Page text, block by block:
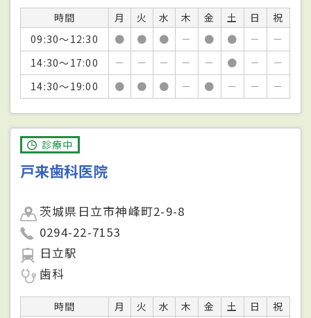
時間 月 火 水 木 金 土 日
祝
09:30～12:30
● ● ● － ● ● －
－
14:30～17:00
－ － － － － ● －
－
14:30～19:00
● ● ● － ● － － －
診療中
戸来歯科医院
茨城県日立市神峰町2-9-8
0294-22-7153
日立駅
歯科
時間 月 火 水 木 金 土 日
祝